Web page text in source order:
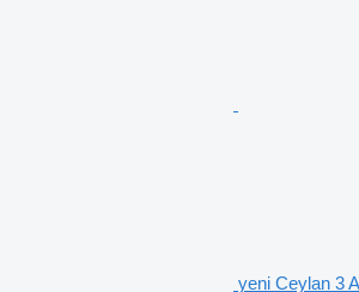
yeni Ceylan 3